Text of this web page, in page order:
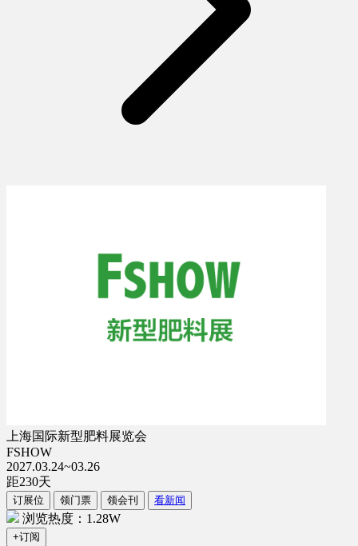
上海国际新型肥料展览会
FSHOW
2027.03.24~03.26
距230天
订展位 领门票 领会刊 看新闻
浏览热度：1.28W
+订阅